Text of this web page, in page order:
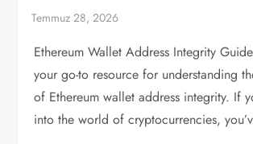
Ethereum Wallet Address Integrity
your go-to resource for understanding
of Ethereum wallet address integrity. If
into the world of cryptocurrencies,